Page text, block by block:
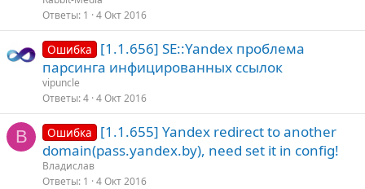
Ответы 1 4 Окт 2016
Ошибка
[1.1.656] SE::Yandex проблема
парсинга инфицированных ссылок
vipuncle
Ответы 4 4 Окт 2016
В Ошибка
[1.1.655] Yandex redirect to another
domain(pass.yandex.by), need set it in config!
Владислав
Ответы 1 4 Окт 2016